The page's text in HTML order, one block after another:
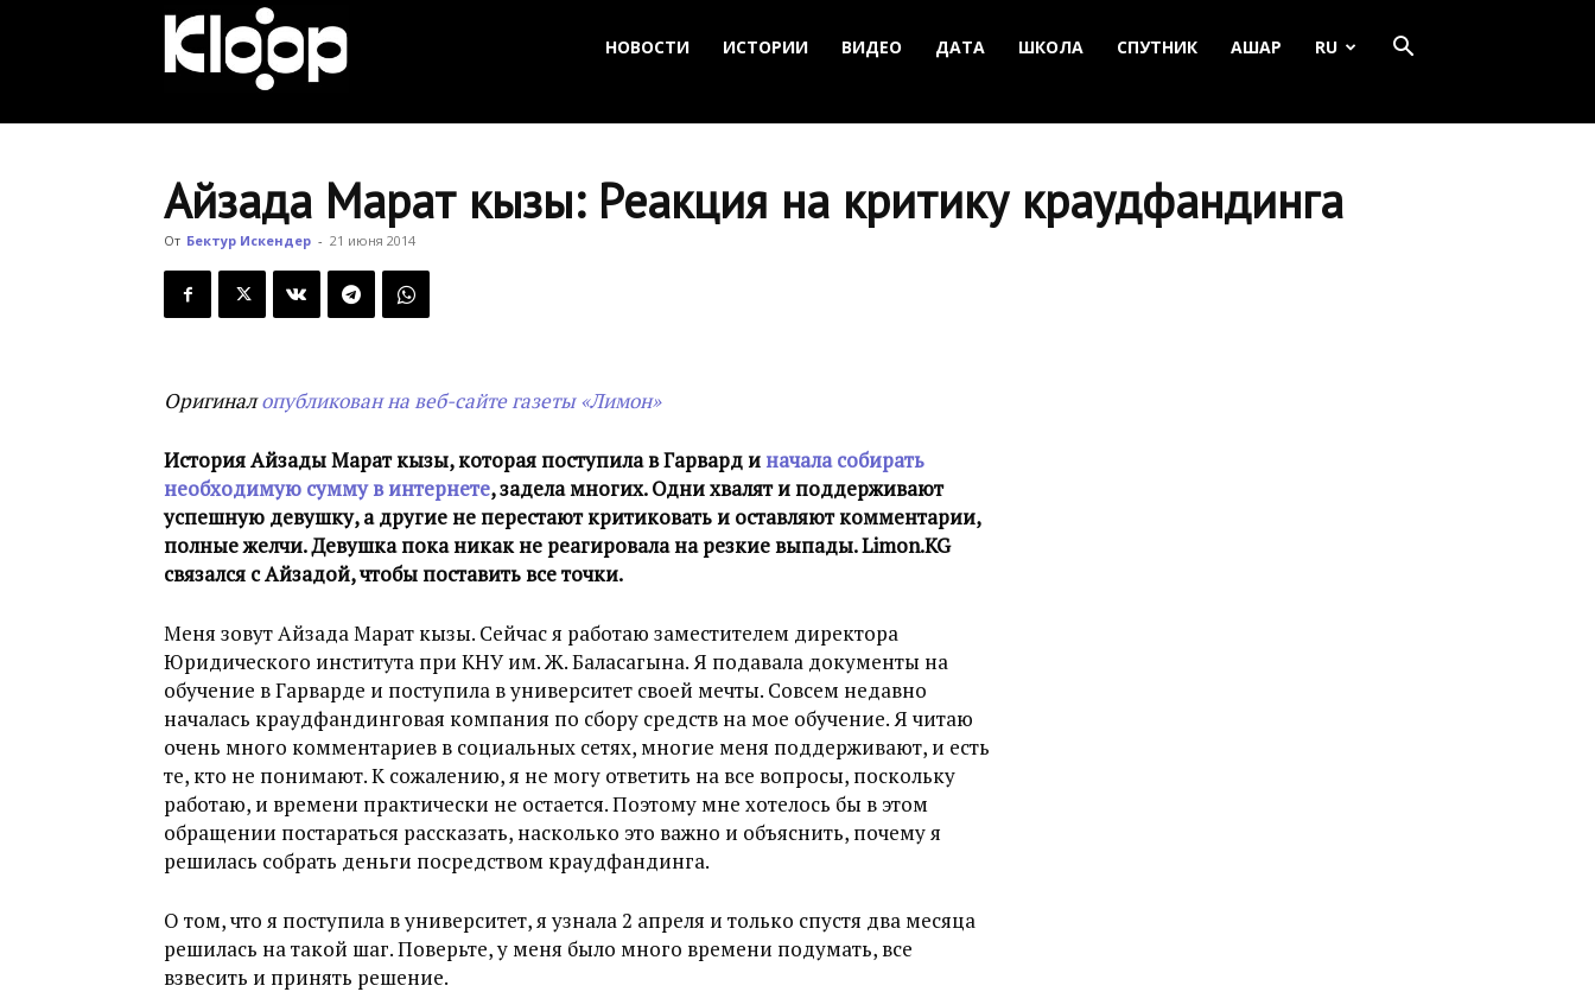
Новости
НОВОСТИ ИСТОРИИ ВИДЕО ДАТА ШКОЛА СПУТНИК АШАР RU
Айзада Марат кызы: Реакция на критику краудфандинга
От Бектур Искендер - 21 июня 2014
Оригиналопубликован на веб-сайте газеты «Лимон»
История Айзады Марат кызы, которая поступила в Гарвард и начала собирать
необходимую сумму в интернете, задела многих. Одни хвалят и поддерживают
успешную девушку, а другие не перестают критиковать и оставляют комментарии,
полные желчи. Девушка пока никак не реагировала на резкие выпады. Limon.KG
связался с Айзадой, чтобы поставить все точки.
Меня зовут Айзада Марат кызы. Сейчас я работаю заместителем директора
Юридического института при КНУ им. Ж. Баласагына. Я подавала документы на
обучение в Гарварде и поступила в университет своей мечты. Совсем недавно
началась краудфандинговая компания по сбору средств на мое обучение. Я читаю
очень много комментариев в социальных сетях, многие меня поддерживают, и есть
те, кто не понимают. К сожалению, я не могу ответить на все вопросы, поскольку
работаю, и времени практически не остается. Поэтому мне хотелось бы в этом
обращении постараться рассказать, насколько это важно и объяснить, почему я
решилась собрать деньги посредством краудфандинга.
О том, что я поступила в университет, я узнала 2 апреля и только спустя два месяца
решилась на такой шаг. Поверьте, у меня было много времени подумать, все
взвесить и принять решение.